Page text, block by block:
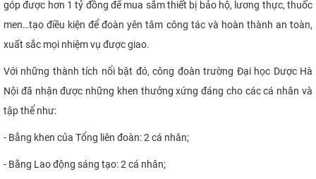
góp được hơn 1 tỷ đồng để mua sắm thiết bị bảo hộ, lương thực, thuốc
men…tạo điều kiện để đoàn yên tâm công tác và hoàn thành an toàn,
xuất sắc mọi nhiệm vụ được giao.
Với những thành tích nổi bật đó, công đoàn trường Đại học Dược Hà
Nội đã nhận được những khen thưởng xứng đáng cho các cá nhân và
tập thể như:
- Bằng khen của Tổng liên đoàn: 2 cá nhân;
- Bằng Lao động sáng tạo: 2 cá nhân;